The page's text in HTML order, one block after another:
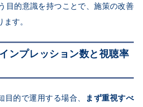
目的意識を持つことで、施策の改善
す。
ンプレッション数と視聴率
目的で運用する場合、
まず重視すべ